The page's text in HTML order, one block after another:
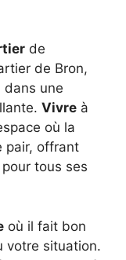
de
de Bron,
dans une
Vivre à
où la
pair, offrant
tous ses
où il fait bon
votre situation.